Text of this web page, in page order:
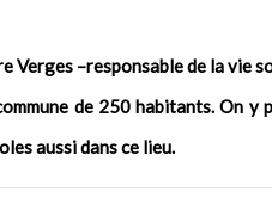
Verges –responsable de la
de 250 habitants. On
aussi dans ce lieu.